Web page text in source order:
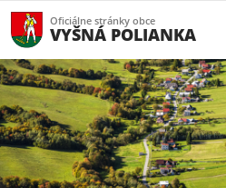
Oficiálne stránky obce
VYŠNÁ POLIANKA